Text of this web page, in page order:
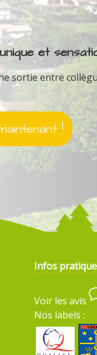
et
sortie entre
!
Infos
Voir les avis
Nos labels :